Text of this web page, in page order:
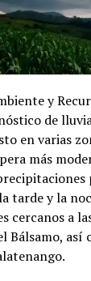
y
de
en varias
más
tarde y la
cercanos a
Bálsamo, así